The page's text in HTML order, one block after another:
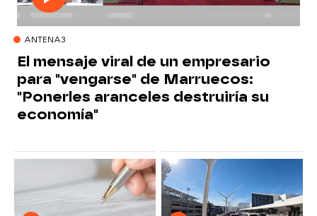
ANTENA3
El mensaje viral de un empresario
para "vengarse" de Marruecos:
"Ponerles aranceles destruiría su
economía"